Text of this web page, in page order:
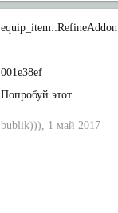
equip_item::RefineAddon
001e38ef
Попробуй этот
bublik))), 1 май 2017